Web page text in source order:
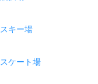
キー場
ケート場